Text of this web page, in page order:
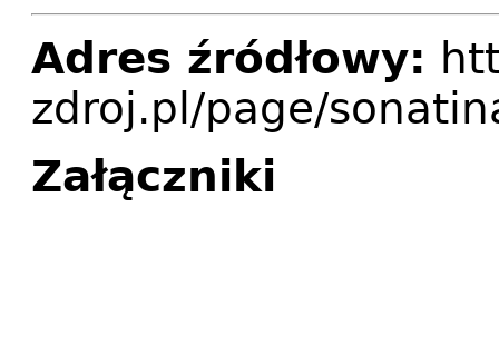
Adres źródłowy:
zdroj.pl/page/
Załączniki